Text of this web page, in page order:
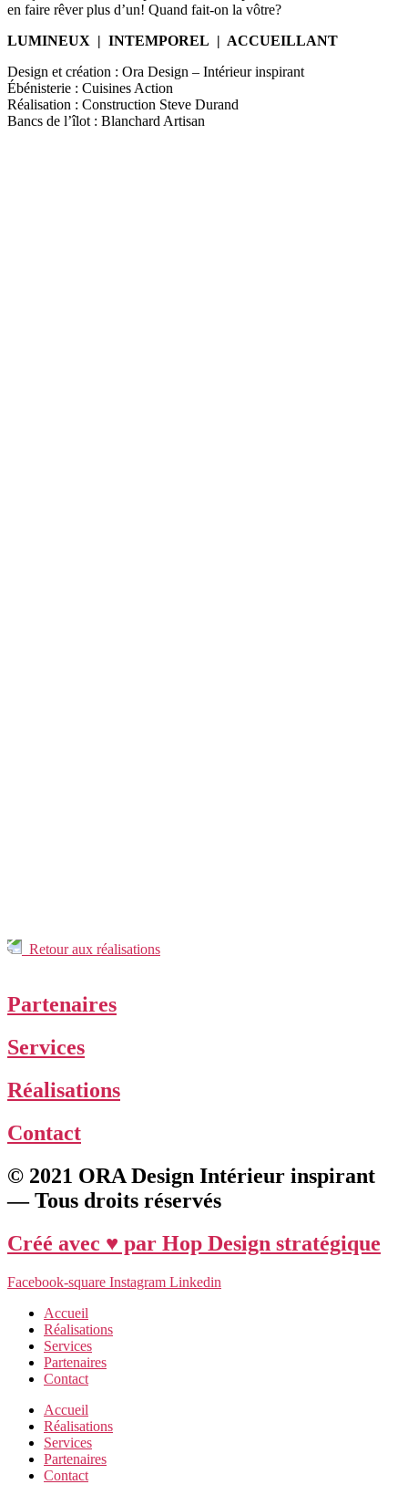
en faire rêver plus d’un! Quand fait-on la vôtre?
LUMINEUX | INTEMPOREL | ACCUEILLANT
Design et création : Ora Design – Intérieur inspirant
Ébénisterie : Cuisines Action
Réalisation : Construction Steve Durand
Bancs de l’îlot : Blanchard Artisan
Retour aux réalisations
Partenaires
Services
Réalisations
Contact
© 2021 ORA Design Intérieur inspirant
— Tous droits réservés
Créé avec ♥ par Hop Design stratégique
Facebook-square Instagram Linkedin
Accueil
Réalisations
Services
Partenaires
Contact
Accueil
Réalisations
Services
Partenaires
Contact